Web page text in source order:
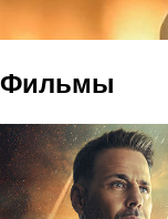
Фильмы